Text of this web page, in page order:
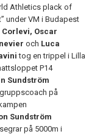
Athletics plack of
under VM i Budapest
Corlevi, Oscar
och Luca
tog en trippel i Lilla
P14
Sundström
på
Sundström
på 5000m i